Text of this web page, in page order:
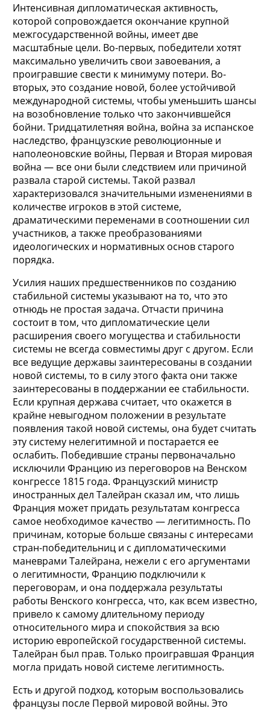
Интенсивная дипломатическая активность,
которой сопровождается окончание крупной
межгосударственной войны, имеет две
масштабные цели. Во-первых, победители хотят
максимально увеличить свои завоевания, а
проигравшие свести к минимуму потери. Во-
вторых, это создание новой, более устойчивой
международной системы, чтобы уменьшить шансы
на возобновление только что закончившейся
бойни. Тридцатилетняя война, война за испанское
наследство, французские революционные и
наполеоновские войны, Первая и Вторая мировая
война — все они были следствием или причиной
развала старой системы. Такой развал
характеризовался значительными изменениями в
количестве игроков в этой системе,
драматическими переменами в соотношении сил
участников, а также преобразованиями
идеологических и нормативных основ старого
порядка.
Усилия наших предшественников по созданию
стабильной системы указывают на то, что это
отнюдь не простая задача. Отчасти причина
состоит в том, что дипломатические цели
расширения своего могущества и стабильности
системы не всегда совместимы друг с другом. Если
все ведущие державы заинтересованы в создании
новой системы, то в силу этого факта они также
заинтересованы в поддержании ее стабильности.
Если крупная держава считает, что окажется в
крайне невыгодном положении в результате
появления такой новой системы, она будет считать
эту систему нелегитимной и постарается ее
ослабить. Победившие страны первоначально
исключили Францию из переговоров на Венском
конгрессе 1815 года. Французский министр
иностранных дел Талейран сказал им, что лишь
Франция может придать результатам конгресса
самое необходимое качество — легитимность. По
причинам, которые больше связаны с интересами
стран-победительниц и с дипломатическими
маневрами Талейрана, нежели с его аргументами
о легитимности, Францию подключили к
переговорам, и она поддержала результаты
работы Венского конгресса, что, как всем известно,
привело к самому длительному периоду
относительного мира и спокойствия за всю
историю европейской государственной системы.
Талейран был прав. Только проигравшая Франция
могла придать новой системе легитимность.
Есть и другой подход, которым воспользовались
французы после Первой мировой войны. Это